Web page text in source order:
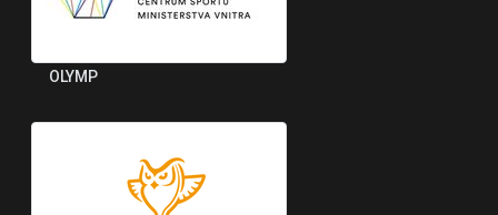
OLYMP